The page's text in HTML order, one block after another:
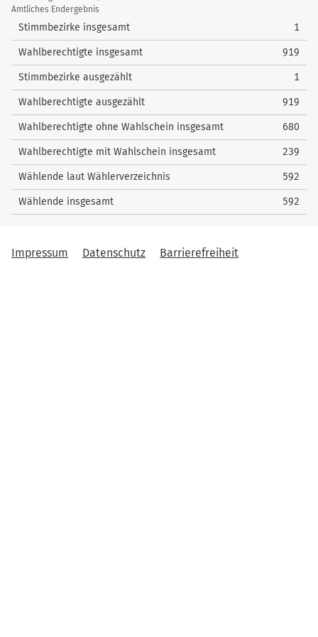
/
Wahlstatistik
Amtliches Endergebnis
Stimmbezirke insgesamt 1
Wahlberechtigte insgesamt 919
Stimmbezirke ausgezählt 1
Wahlberechtigte ausgezählt 919
Wahlberechtigte ohne Wahlschein insgesamt 680
Wahlberechtigte mit Wahlschein insgesamt 239
Wählende laut Wählerverzeichnis 592
Wählende insgesamt 592
Impressum Datenschutz Barrierefreiheit